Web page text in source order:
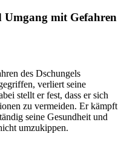
Umgang mit Gefahren
des Dschungels
verliert seine
stellt er fest, dass er sich
zu vermeiden. Er kämpft
seine Gesundheit und
umzukippen.